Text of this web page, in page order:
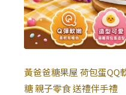
黃爸爸糖果屋 荷包蛋QQ
糖 親子零食 送禮伴手禮